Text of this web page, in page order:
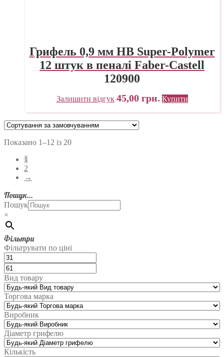
Грифель 0,9 мм HB Super-Polymer
12 штук в пеналі Faber-Castell
120900
Залишити відгук 45,00 грн. Купити
Показано 1–12 із 20
1
2
→
Пошук…
Пошук
×
Фільтри
Фільтрувати по ціні
Вид товару
Торгова марка
Виробник
Діаметр грифелю
Кількість